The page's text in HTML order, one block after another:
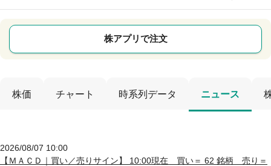
株アプリで注文
株価 チャート 時系列データ ニュース
2026/08/07 10:00
【ＭＡＣＤ｜買い／売りサイン】 10:00現在 買い＝ 62 銘柄 売り＝